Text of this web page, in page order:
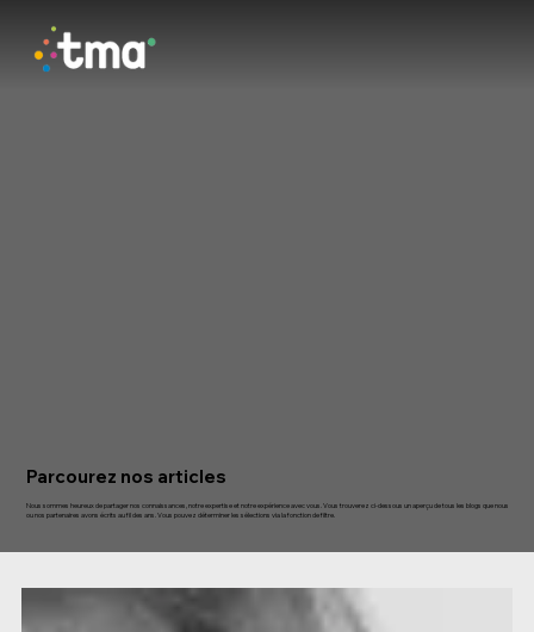
Parcourez nos articles
Nous sommes heureux de partager nos connaissances, notre expertise et notre expérience avec vous. Vous trouverez ci-dessous un aperçu de tous les blogs que nous
ou nos partenaires avons écrits au fil des ans. Vous pouvez déterminer les sélections via la fonction de filtre.